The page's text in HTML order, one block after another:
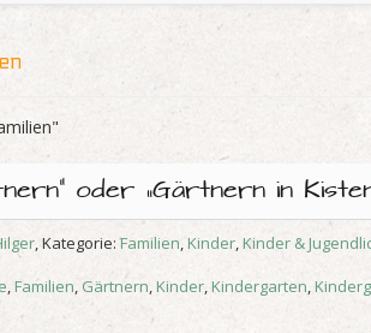
oder „Gärtnern in
, Kategorie:Familien, Kinder,Kinder &
,Familien, Gärtnern,Kinder,Kindergarten,